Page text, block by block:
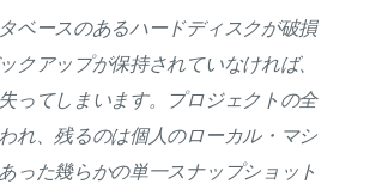
ベースのあるハードディスクが破損
クアップが保持されていなければ、
ってしまいます。プロジェクトの全
れ、残るのは個人のローカル・マシ
った幾らかの単一スナップショット